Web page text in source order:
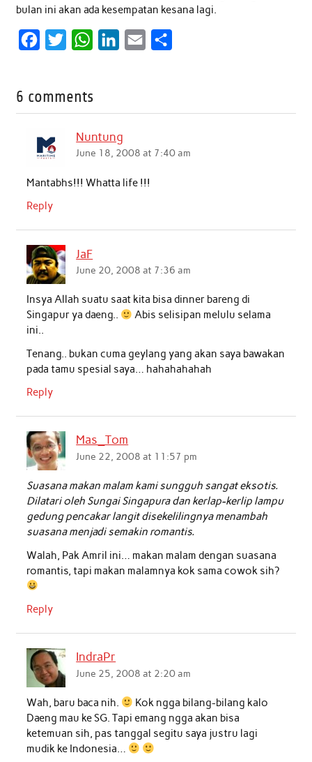
bulan ini akan ada kesempatan kesana lagi.
e
o
k
t
W
t
A
p
d
n
6 comments
Nuntung
June 18, 2008 at 7:40 am
Mantabhs!!! Whatta life !!!
Reply
JaF
June 20, 2008 at 7:36 am
Insya Allah suatu saat kita bisa dinner bareng di
Singapur ya daeng..
Abis selisipan melulu selama
ini..
Tenang.. bukan cuma geylang yang akan saya bawakan
pada tamu spesial saya… hahahahahah
Reply
Mas_Tom
June 22, 2008 at 11:57 pm
Suasana makan malam kami sungguh sangat eksotis.
Dilatari oleh Sungai Singapura dan kerlap-kerlip lampu
gedung pencakar langit disekelilingnya menambah
suasana menjadi semakin romantis.
Walah, Pak Amril ini… makan malam dengan suasana
romantis, tapi makan malamnya kok sama cowok sih?
Reply
IndraPr
June 25, 2008 at 2:20 am
Wah, baru baca nih.
Kok ngga bilang-bilang kalo
Daeng mau ke SG. Tapi emang ngga akan bisa
ketemuan sih, pas tanggal segitu saya justru lagi
mudik ke Indonesia…